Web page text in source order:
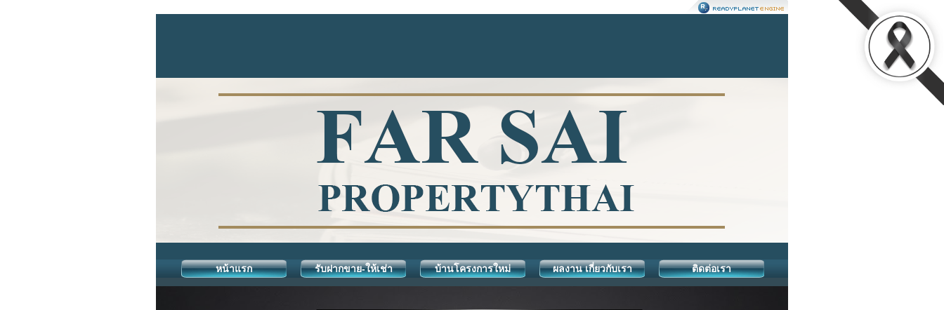
หน้าแรก รับฝากขาย-ให้เช่า บ้านโครงการใหม่ ผลงาน เกี่ยวกับเรา ติดต่อเรา